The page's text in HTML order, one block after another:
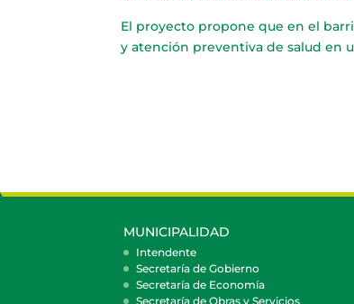
El proyecto propone que en el
y atención preventiva de salud en
MUNICIPALIDAD
Intendente
Secretaría de Gobierno
Secretaría de Economía
Secretaría de Obras y Servicios